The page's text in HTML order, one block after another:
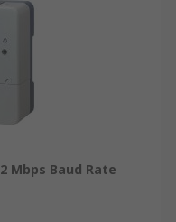
Mbps Baud Rate